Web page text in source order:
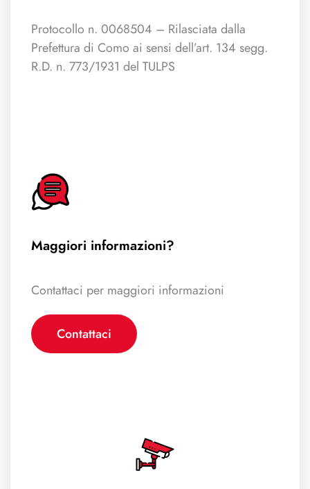
Protocollo n. 0068504 – Rilasciata dalla
Prefettura di Como ai sensi dell’art. 134 segg.
R.D. n. 773/1931 del TULPS
Maggiori informazioni?
Contattaci per maggiori informazioni
Contattaci